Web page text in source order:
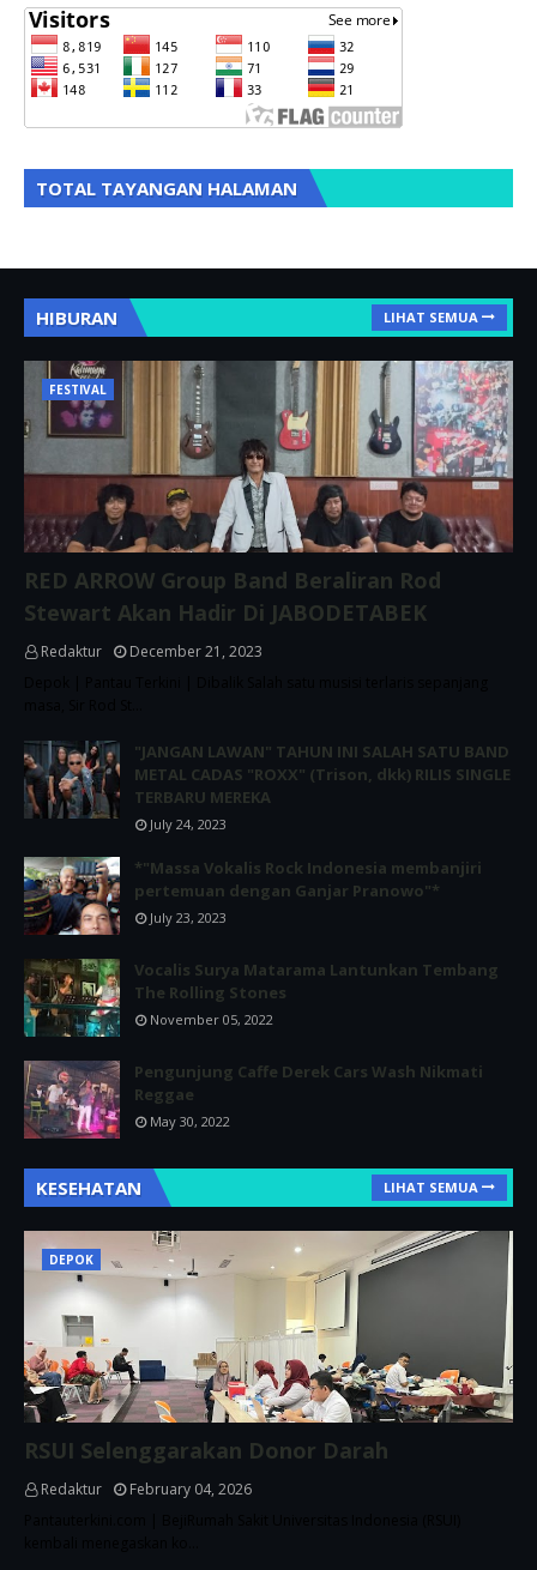
TOTAL TAYANGAN HALAMAN
HIBURAN LIHAT SEMUA
FESTIVAL
RED ARROW Group Band Beraliran Rod
Stewart Akan Hadir Di JABODETABEK
Redaktur
December 21, 2023
"JANGAN LAWAN" TAHUN INI SALAH SATU BAND
METAL CADAS "ROXX" (Trison, dkk) RILIS SINGLE
TERBARU MEREKA
July 24, 2023
*"Massa Vokalis Rock Indonesia membanjiri
pertemuan dengan Ganjar Pranowo"*
July 23, 2023
Vocalis Surya Matarama Lantunkan Tembang
The Rolling Stones
November 05, 2022
Pengunjung Caffe Derek Cars Wash Nikmati
Reggae
May 30, 2022
KESEHATAN LIHAT SEMUA
DEPOK
RSUI Selenggarakan Donor Darah
Redaktur
February 04, 2026